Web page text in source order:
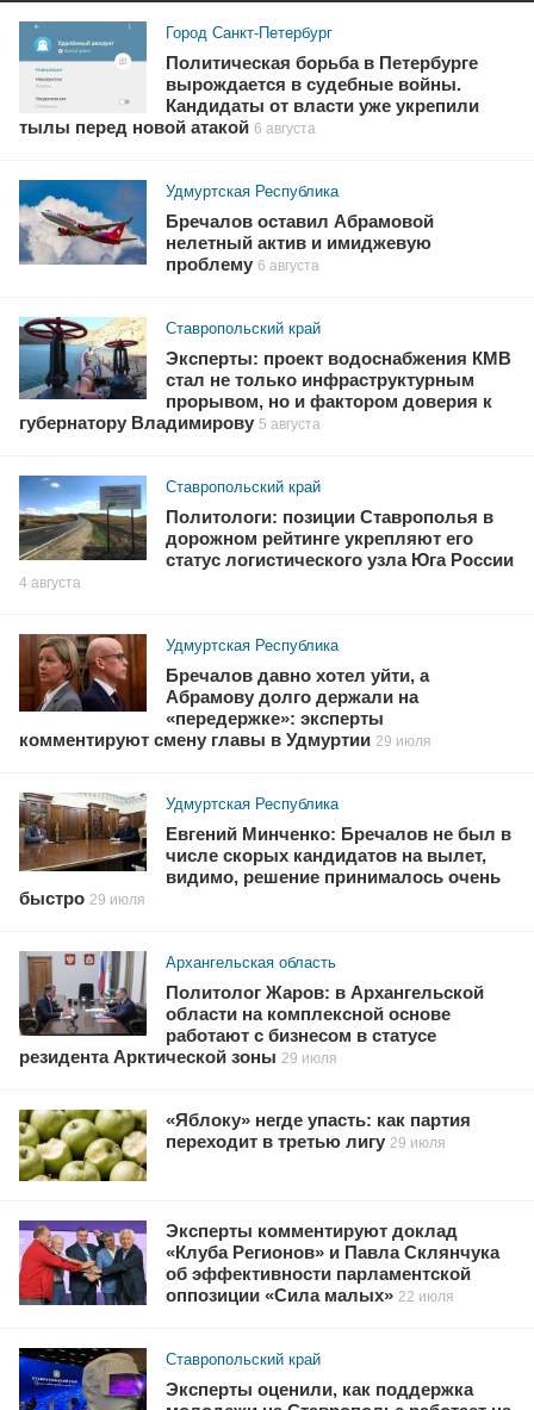
Город Санкт-Петербург
Политическая борьба в Петербурге
вырождается в судебные войны.
Кандидаты от власти уже укрепили
тылы перед новой атакой 6 августа
Удмуртская Республика
Бречалов оставил Абрамовой
нелетный актив и имиджевую
проблему 6 августа
Ставропольский край
Эксперты: проект водоснабжения КМВ
стал не только инфраструктурным
прорывом, но и фактором доверия к
губернатору Владимирову 5 августа
Ставропольский край
Политологи: позиции Ставрополья в
дорожном рейтинге укрепляют его
статус логистического узла Юга России
4 августа
Удмуртская Республика
Бречалов давно хотел уйти, а
Абрамову долго держали на
«передержке»: эксперты
комментируют смену главы в Удмуртии 29 июля
Удмуртская Республика
Евгений Минченко: Бречалов не был в
числе скорых кандидатов на вылет,
видимо, решение принималось очень
быстро 29 июля
Архангельская область
Политолог Жаров: в Архангельской
области на комплексной основе
работают с бизнесом в статусе
резидента Арктической зоны 29 июля
«Яблоку» негде упасть: как партия
переходит в третью лигу 29 июля
Эксперты комментируют доклад
«Клуба Регионов» и Павла Склянчука
об эффективности парламентской
оппозиции «Сила малых» 22 июля
Ставропольский край
Эксперты оценили, как поддержка